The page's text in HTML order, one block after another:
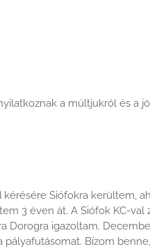
a múltjukról és a
kérésére Siófokra kerültem,
3 éven át. A Siófok KC-val
Dorogra igazoltam.
pályafutásomat. Bízom